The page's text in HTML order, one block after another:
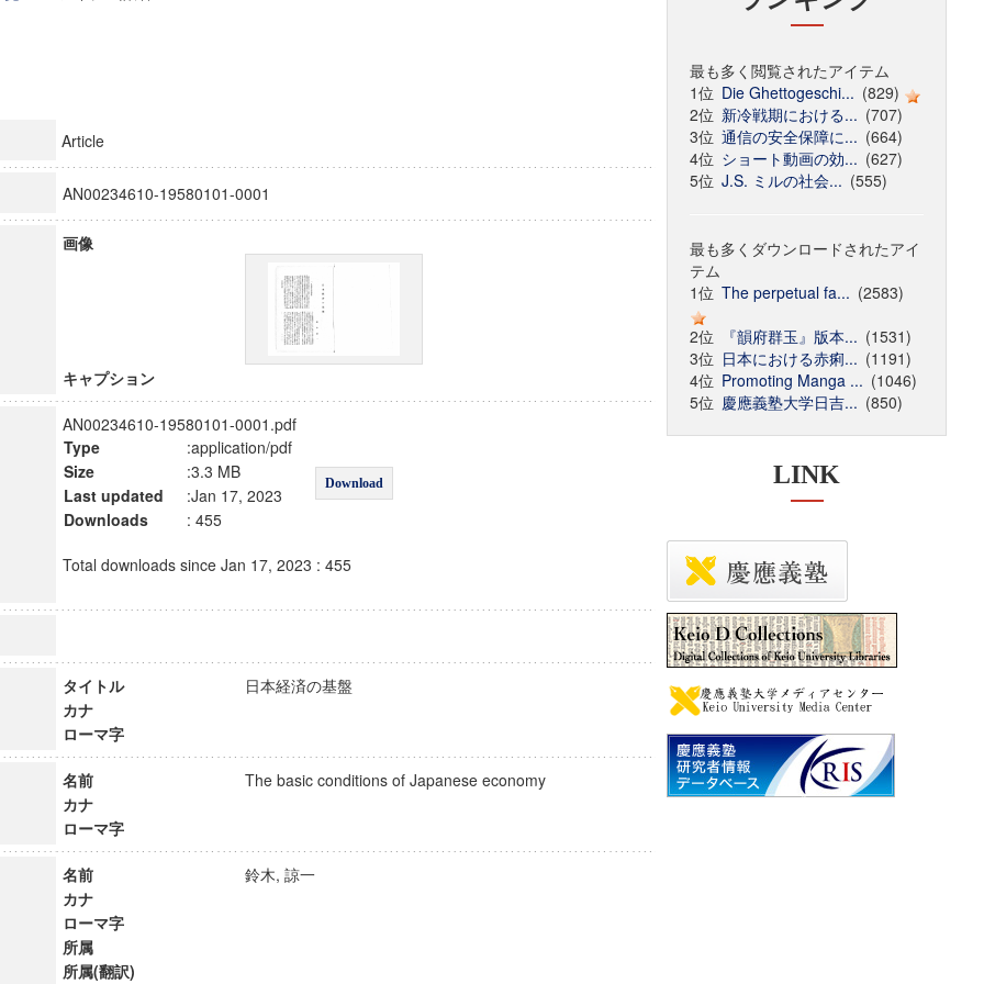
Article
AN00234610-19580101-0001
画像
キャプション
AN00234610-19580101-0001.pdf
Type
:application/pdf
Download
Size
:3.3 MB
Last updated
:Jan 17, 2023
Downloads
: 455
Total downloads since Jan 17, 2023 : 455
タイトル
日本経済の基盤
カナ
ローマ字
名前
The basic conditions of Japanese economy
カナ
ローマ字
名前
鈴木, 諒一
カナ
ローマ字
所属
所属(翻訳)
最も多く閲覧されたアイテム
1位 Die Ghettogeschi... (829)
2位 新冷戦期における... (707)
3位 通信の安全保障に... (664)
4位 ショート動画の効... (627)
5位 J.S. ミルの社会... (555)
最も多くダウンロードされたアイ
テム
1位 The perpetual fa... (2583)
2位
『韻府群玉』版本... (1531)
3位 日本における赤痢... (1191)
4位 Promoting Manga ... (1046)
5位 慶應義塾大学日吉... (850)
LINK